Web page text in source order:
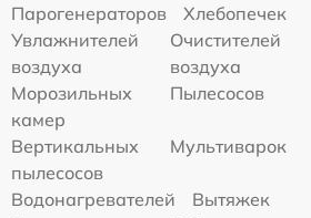
Парогенераторов
Хлебопечек
Увлажнителей
воздуха
Очистителей
воздуха
Морозильных
камер
Пылесосов
Вертикальных
пылесосов
Мультиварок
Водонагревателей
Вытяжек